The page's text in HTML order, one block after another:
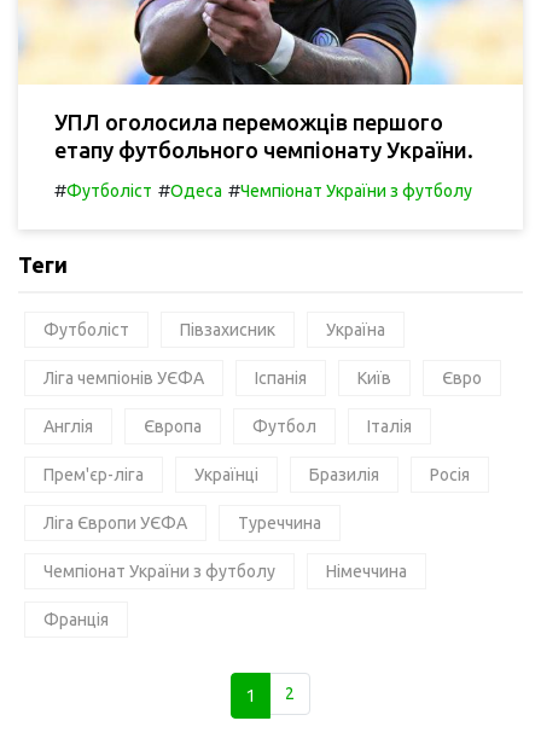
УПЛ оголосила переможців першого
етапу футбольного чемпіонату України.
#Футболіст #Одеса #Чемпіонат України з футболу
Теги
Футболіст Півзахисник Україна
Ліга чемпіонів УЄФА Іспанія Київ Євро
Англія Європа Футбол Італія
Прем'єр-ліга Українці Бразилія Росія
Ліга Європи УЄФА Туреччина
Чемпіонат України з футболу Німеччина
Франція
1 2